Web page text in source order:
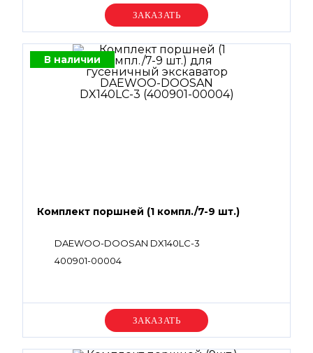
Уточняйте цену
В наличии
Комплект поршней (1 компл./7-9 шт.)
DAEWOO-DOOSAN DX140LC-3
400901-00004
Уточняйте цену